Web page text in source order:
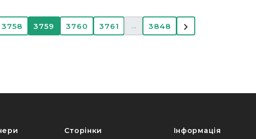
3758 3759 3760 3761 ... 3848
Сторінки Інформація